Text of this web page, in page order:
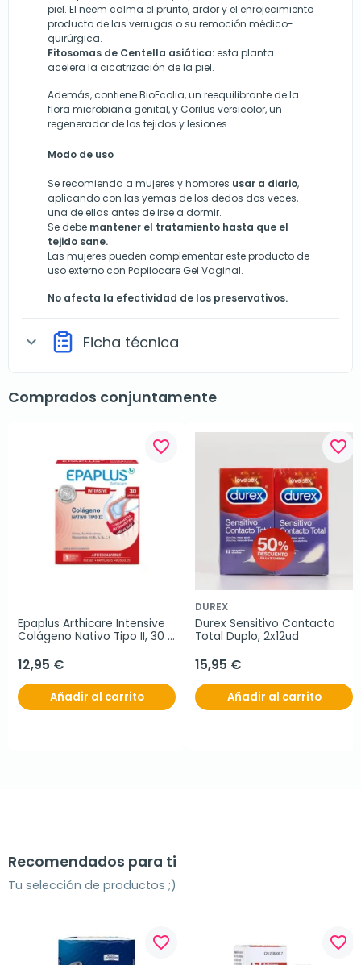
piel. El neem calma el prurito, ardor y el enrojecimiento
producto de las verrugas o su remoción médico-
quirúrgica.
Fitosomas de Centella asiática:esta planta
acelera la cicatrización de la piel.
Además, contiene BioEcolia, un reequilibrante de la
flora microbiana genital, y Corilus versicolor, un
regenerador de los tejidos y lesiones.
Modo de uso
Se recomienda a mujeres y hombres usar a diario,
aplicando con las yemas de los dedos dos veces,
una de ellas antes de irse a dormir.
Se debe mantener el tratamiento hasta que el
tejido sane.
Las mujeres pueden complementar este producto de
uso externo con Papilocare Gel Vaginal.
No afecta la efectividad de los preservativos.
expand_more Ficha técnica
Comprados conjuntamente
favorite_border
Epaplus Arthicare Intensive
Colágeno Nativo Tipo II, 30
12,95 €
Añadir al carrito
favorite_border
DUREX
Durex Sensitivo Contacto
Total Duplo, 2x12ud
15,95 €
Añadir al carrito
Recomendados para ti
Tu selección de productos ;)
favorite_border favorite_border